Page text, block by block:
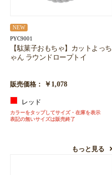
NEW
PYC9001
【駄菓子おもちゃ】カットよっち
ゃん ラウンドロープトイ
販売価格： ￥1,078
レッド
カラーをタップしてサイズ・在庫を表示
表記の無いサイズは販売終了
もっと見る